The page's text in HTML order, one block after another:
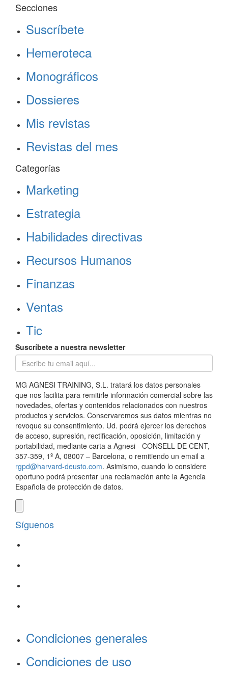
Secciones
Suscríbete
Hemeroteca
Monográficos
Dossieres
Mis revistas
Revistas del mes
Categorías
Marketing
Estrategia
Habilidades directivas
Recursos Humanos
Finanzas
Ventas
Tic
Suscríbete a nuestra newsletter
MG AGNESI TRAINING, S.L. tratará los datos personales
que nos facilita para remitirle información comercial sobre las
novedades, ofertas y contenidos relacionados con nuestros
productos y servicios. Conservaremos sus datos mientras no
revoque su consentimiento. Ud. podrá ejercer los derechos
de acceso, supresión, rectificación, oposición, limitación y
portabilidad, mediante carta a Agnesi - CONSELL DE CENT,
357-359, 1º A, 08007 – Barcelona, o remitiendo un email a
rgpd@harvard-deusto.com. Asimismo, cuando lo considere
oportuno podrá presentar una reclamación ante la Agencia
Española de protección de datos.
Síguenos
Condiciones generales
Condiciones de uso